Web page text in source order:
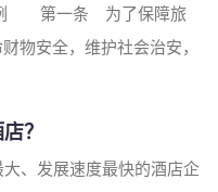
例 第一条 为了保障旅
物安全，维护社会治安，
？
、发展速度最快的酒店企